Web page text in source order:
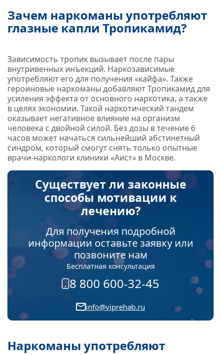
Зачем наркоманы употребляют
глазные капли Тропикамид?
Зависимость тропик вызывает после пары
внутривенных инъекций. Наркозависимые
употребляют его для получения «кайфа». Также
героиновые наркоманы добавляют Тропикамид для
усиления эффекта от основного наркотика, а также
в целях экономии. Такой наркотический тандем
оказывает негативное влияние на организм
человека с двойной силой. Без дозы в течение 6
часов может начаться сильнейший абстинетный
синдром, который смогут снять только опытные
врачи-наркологи клиники «Аист» в Москве.
Существует ли законные
способы мотивации к
лечению?
Для получения подробной
информации оставьте заявку или
позвоните нам
Бесплатная консультация
8 800 600-32-45
info@viprehab.ru
Наркоманы употребляют